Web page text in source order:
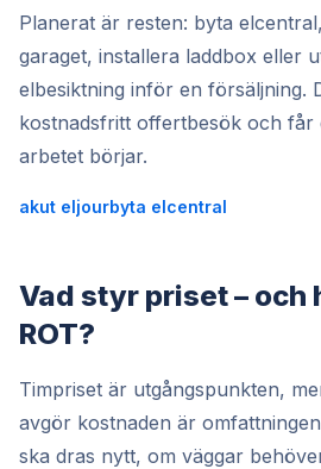
Planerat är resten: byta
garaget, installera laddbox eller
elbesiktning inför en försäljning.
kostnadsfritt offertbesök och får
arbetet börjar.
akut eljourbyta elcentral
Vad styr priset – och
ROT?
Timpriset är utgångspunkten,
avgör kostnaden är
ska dras nytt, om väggar